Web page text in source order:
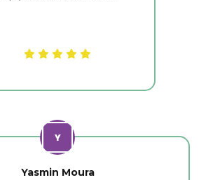
Yasmin Moura